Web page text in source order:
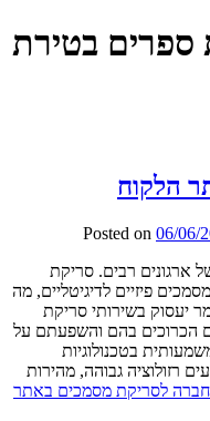
בטירת
הלקוח
Posted on 06/06/
ארגונים רבים. סריקת
פיזיים לדיגיטליים, מה
יעסוק בשירותי סריקת
הכרוכים בהם והשפעתם על
בטכנולוגיות
רזולוציה גבוהה, מהירות
Read more about חברה לסריקת מסמכים באתר